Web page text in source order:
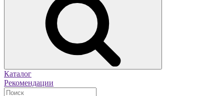
Каталог
Рекомендации